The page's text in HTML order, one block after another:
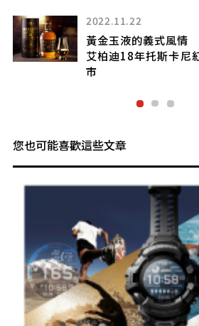
麥立得「蛇」我其誰
您也可能喜歡這些文章